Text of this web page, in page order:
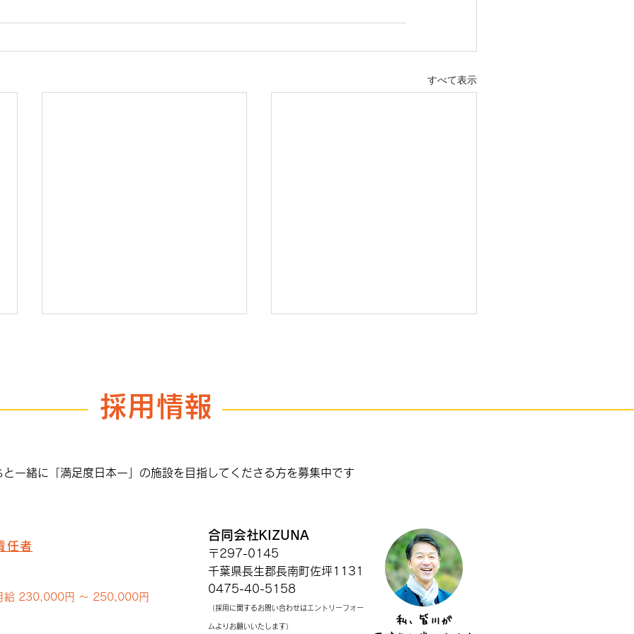
すべて表示
お買物はエンタメ
葉
採用情報
と一緒に「満足度日本一」の施設を目指してくださる方を募集中です
任者
給 230,000円 〜 250,000円
合同会社KIZUNA
〒297-0145
千葉県長生郡長南町佐坪1131
0475-40-5158
（採用に関するお問い合わせはエントリーフォー
ムよりお願いいたします）
私、皆川が